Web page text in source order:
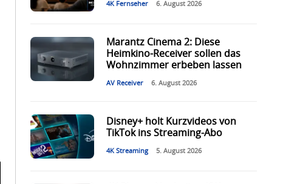
4K Fernseher 6. August 2026
Marantz Cinema 2: Diese
Heimkino-Receiver sollen das
Wohnzimmer erbeben lassen
AV Receiver 6. August 2026
Disney+ holt Kurzvideos von
TikTok ins Streaming-Abo
4K Streaming 5. August 2026